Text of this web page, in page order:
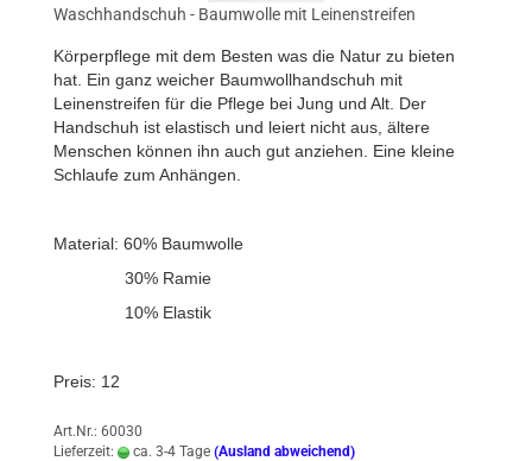
Waschhandschuh - Baumwolle mit Leinenstreifen
Körperpflege mit dem Besten was die Natur zu bieten
hat. Ein ganz weicher Baumwollhandschuh mit
Leinenstreifen für die Pflege bei Jung und Alt. Der
Handschuh ist elastisch und leiert nicht aus, ältere
Menschen können ihn auch gut anziehen. Eine kleine
Schlaufe zum Anhängen.
Material: 60% Baumwolle
30% Ramie
10% Elastik
Preis: 12
Art.Nr.: 60030
Lieferzeit:
ca. 3-4 Tage (Ausland abweichend)